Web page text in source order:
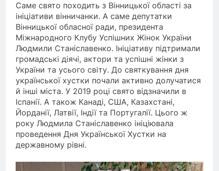
Саме свято походить з Вінницької області за
ініціативи вінничанки. А саме депутатки
Вінницької обласної ради, президента
Міжнародного Клубу Успішних Жінок України
Людмили Станіславенко. Ініціативу підтримали
громадські діячі, актори та успішні жінки з
України та усього світу. До святкування дня
української хустки почали активно долучатися
й інші міста. У 2019 році свято відзначили в
Іспанії. А також Канаді, США, Казахстані,
Йорданії, Латвії, Індії та Португалії. Цього ж
року Людмила Станіславенко ініціювала
проведення Дня Української Хустки на
державному рівні.